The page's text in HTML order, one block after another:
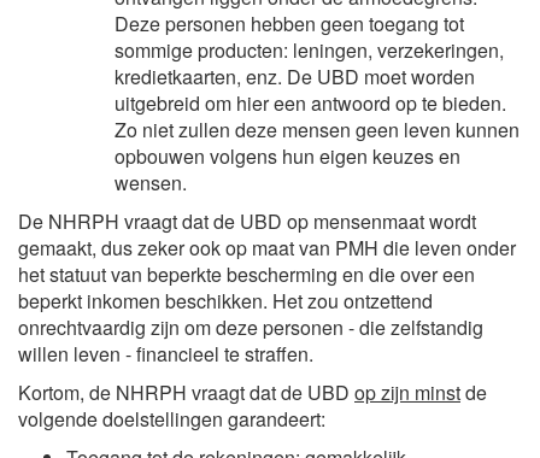
Deze personen hebben geen toegang tot
sommige producten: leningen, verzekeringen,
kredietkaarten, enz. De UBD moet worden
uitgebreid om hier een antwoord op te bieden.
Zo niet zullen deze mensen geen leven kunnen
opbouwen volgens hun eigen keuzes en
wensen.
De NHRPH vraagt dat de UBD op mensenmaat wordt
gemaakt, dus zeker ook op maat van PMH die leven onder
het statuut van beperkte bescherming en die over een
beperkt inkomen beschikken. Het zou ontzettend
onrechtvaardig zijn om deze personen - die zelfstandig
willen leven - financieel te straffen.
Kortom, de NHRPH vraagt dat de UBD op zijn minstde
volgende doelstellingen garandeert: